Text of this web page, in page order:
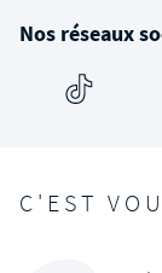
Nos réseaux
C'EST